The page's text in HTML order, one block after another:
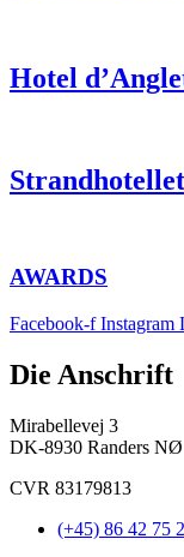
Hotel
AWARDS
Facebook-f Instagram
Die Anschrift
Mirabellevej 3
DK-8930 Randers NØ
CVR 83179813
(+45) 86 42 75